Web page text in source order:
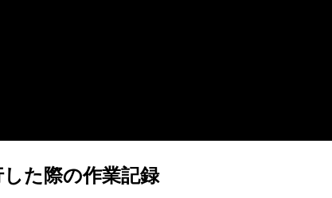
た際の作業記録